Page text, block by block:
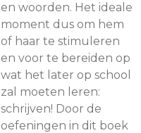
en woorden. Het ideale
moment dus om hem
of haar te stimuleren
en voor te bereiden op
wat het later op school
zal moeten leren:
schrijven! Door de
oefeningen in dit boek